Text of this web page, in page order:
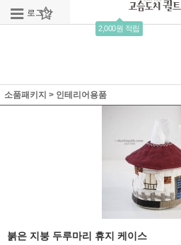
로그인 회원가입
2,000원 적립
소품패키지 > 인테리어용품
붉은 지붕 두루마리 휴지 케이스